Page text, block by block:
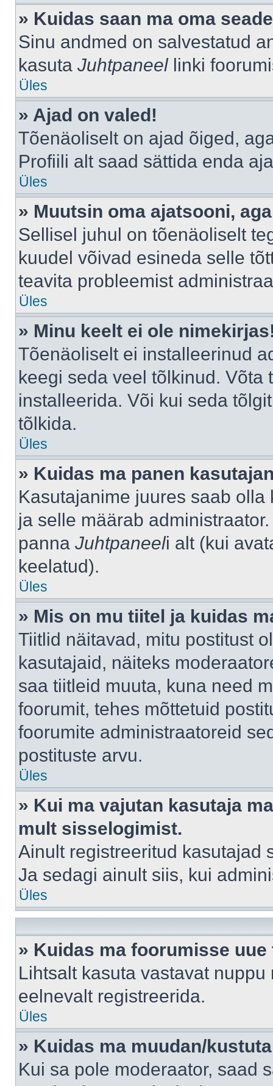
» Kuidas saan ma oma
Sinu andmed on salvestatud
kasuta Juhtpaneellinki
Üles
» Ajad on valed!
Tõenäoliselt on ajad õiged,
Profiili alt saad sättida enda
Üles
» Muutsin oma ajatsooni,
Sellisel juhul on tõenäoliselt
kuudel võivad esineda selle
teavita probleemist
Üles
» Minu keelt ei ole
Tõenäoliselt ei installeerinud
keegi seda veel tõlkinud.
installeerida. Või kui seda
tõlkida.
Üles
» Kuidas ma panen
Kasutajanime juures saab
ja selle määrab
panna Juhtpaneeli alt (kui
keelatud).
Üles
» Mis on mu tiitel ja kuidas
Tiitlid näitavad, mitu postitust
kasutajaid, näiteks
saa tiitleid muuta, kuna need
foorumit, tehes mõttetuid
foorumite administraatoreid
postituste arvu.
Üles
» Kui ma vajutan kasutaja
mult sisselogimist.
Ainult registreeritud kasutajad
Ja sedagi ainult siis, kui
Üles
» Kuidas ma foorumisse uue
Lihtsalt kasuta vastavat
eelnevalt registreerida.
Üles
» Kuidas ma muudan/
Kui sa pole moderaator, saad